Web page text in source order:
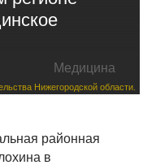
Медицина
Нижегородской области.
районная
в